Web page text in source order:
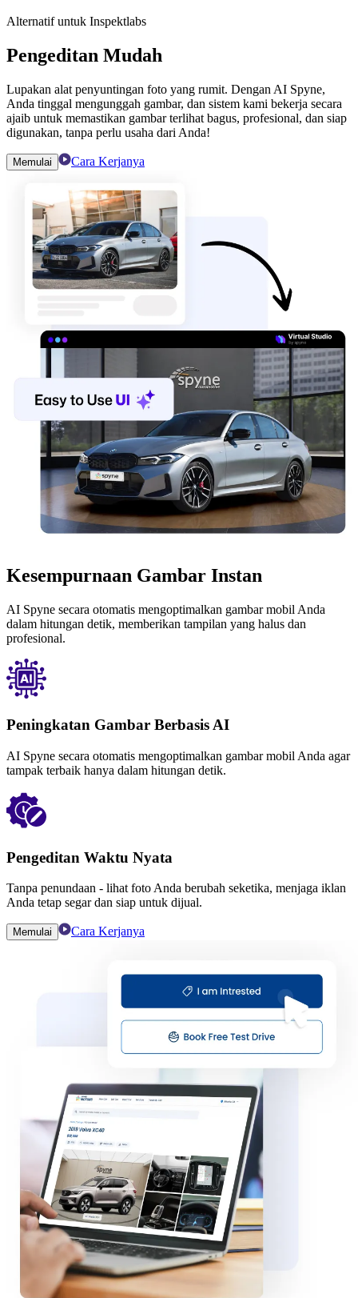
Alternatif untuk Inspektlabs
Pengeditan Mudah
Lupakan alat penyuntingan foto yang rumit. Dengan AI Spyne,
Anda tinggal mengunggah gambar, dan sistem kami bekerja secara
ajaib untuk memastikan gambar terlihat bagus, profesional, dan siap
digunakan, tanpa perlu usaha dari Anda!
Memulai Cara Kerjanya
Kesempurnaan Gambar Instan
AI Spyne secara otomatis mengoptimalkan gambar mobil Anda
dalam hitungan detik, memberikan tampilan yang halus dan
profesional.
Peningkatan Gambar Berbasis AI
AI Spyne secara otomatis mengoptimalkan gambar mobil Anda agar
tampak terbaik hanya dalam hitungan detik.
Pengeditan Waktu Nyata
Tanpa penundaan - lihat foto Anda berubah seketika, menjaga iklan
Anda tetap segar dan siap untuk dijual.
Memulai Cara Kerjanya